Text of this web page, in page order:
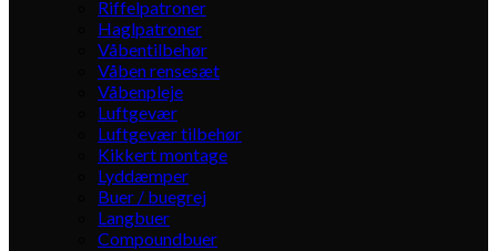
Riffelpatroner
Haglpatroner
Våbentilbehør
Våben rensesæt
Våbenpleje
Luftgevær
Luftgevær tilbehør
Kikkert montage
Lyddæmper
Buer / buegrej
Langbuer
Compoundbuer